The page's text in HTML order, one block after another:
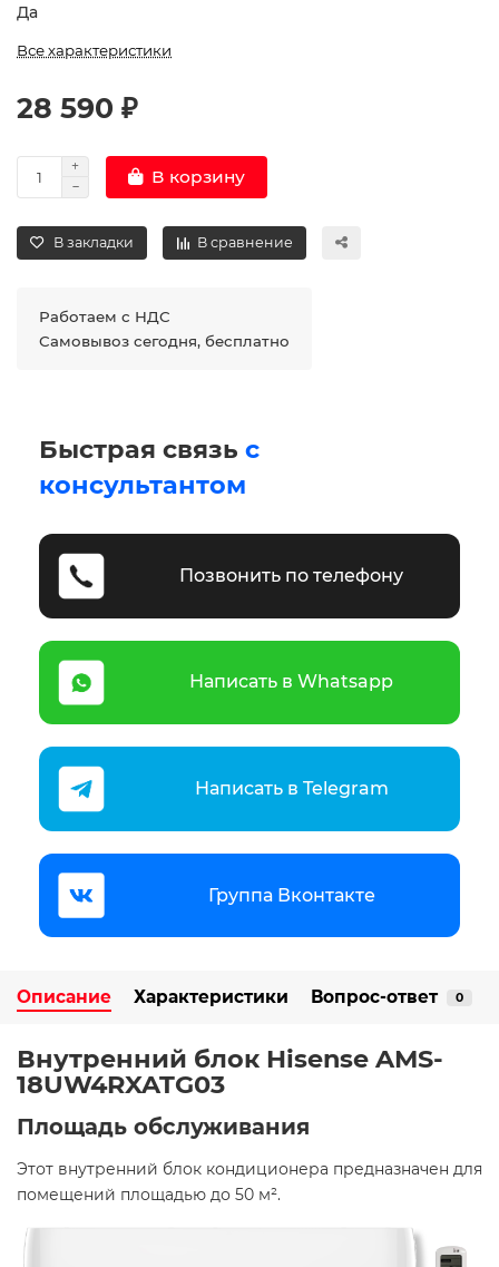
Да
Все характеристики
28 590 ₽
В корзину
В закладки В сравнение
Работаем с НДС
Самовывоз сегодня, бесплатно
Быстрая связь с
консультантом
Позвонить по телефону
Написать в Whatsapp
Написать в Telegram
Группа Вконтакте
Описание Характеристики Вопрос-ответ 0
Внутренний блок Hisense AMS-
18UW4RXATG03
Площадь обслуживания
Этот внутренний блок кондиционера предназначен для
помещений площадью до 50 м². ​